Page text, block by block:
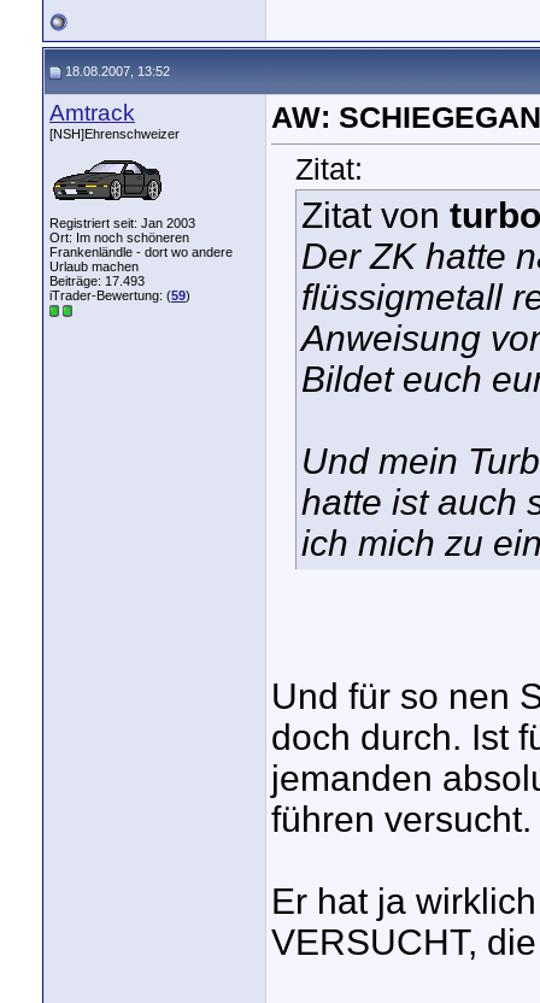
18.08.2007, 13:52
Amtrack
[NSH]Ehrenschweizer
Registriert seit: Jan 2003
Ort: Im noch schöneren
Frankenländle - dort wo andere
Urlaub machen
Beiträge: 17.493
iTrader-Bewertung: (59)
AW:
Zitat:
Zitat von
Der ZK hatte
flüssigmetall
Anweisung
Bildet euch
Und mein
hatte ist auch
ich mich zu
Und für so nen
doch durch. Ist
jemanden
führen versucht.
Er hat ja
VERSUCHT,